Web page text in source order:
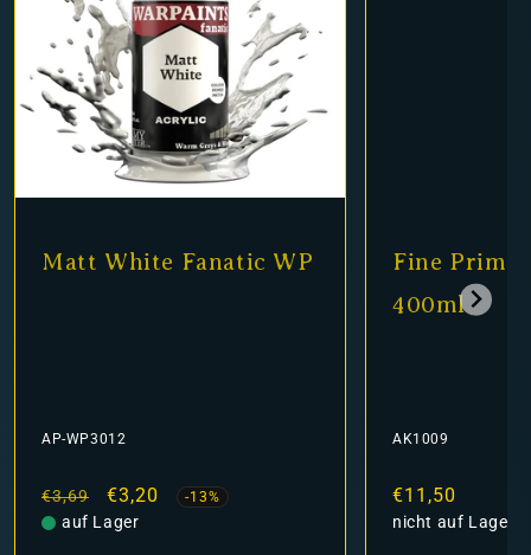
Fine Primer Black
AK1009
Normaler
Preis
€11,50
nicht auf Lager
Matt Black
AP-WP3001
Normaler
Preis
€3,69
auf Lager